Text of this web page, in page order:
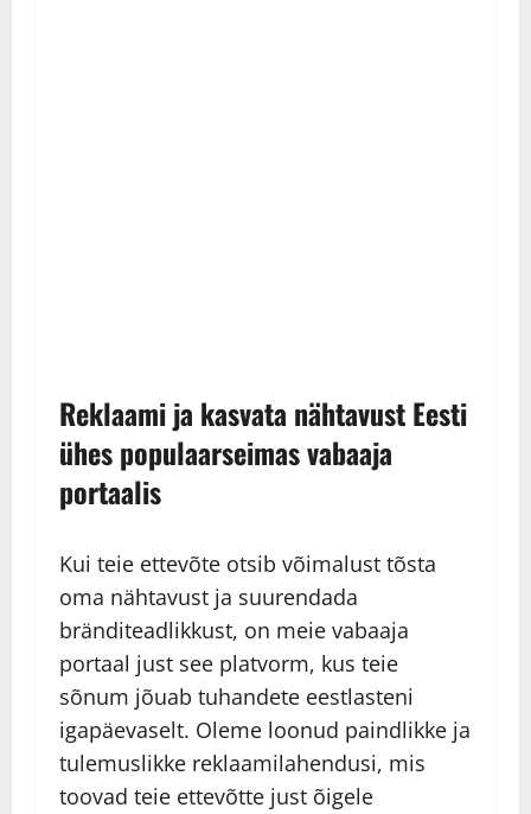
Reklaami ja kasvata nähtavust Eesti
ühes populaarseimas vabaaja
portaalis
Kui teie ettevõte otsib võimalust tõsta
oma nähtavust ja suurendada
bränditeadlikkust, on meie vabaaja
portaal just see platvorm, kus teie
sõnum jõuab tuhandete eestlasteni
igapäevaselt. Oleme loonud paindlikke ja
tulemuslikke reklaamilahendusi, mis
toovad teie ettevõtte just õigele